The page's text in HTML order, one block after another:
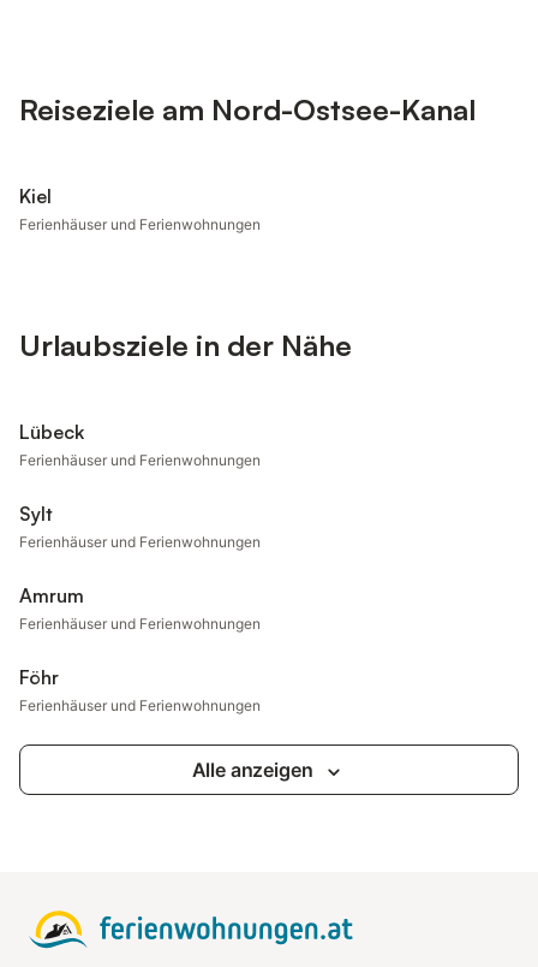
Reiseziele am Nord-Ostsee-Kanal
Kiel
Ferienhäuser und Ferienwohnungen
Urlaubsziele in der Nähe
Lübeck
Ferienhäuser und Ferienwohnungen
Sylt
Ferienhäuser und Ferienwohnungen
Amrum
Ferienhäuser und Ferienwohnungen
Föhr
Ferienhäuser und Ferienwohnungen
Alle anzeigen